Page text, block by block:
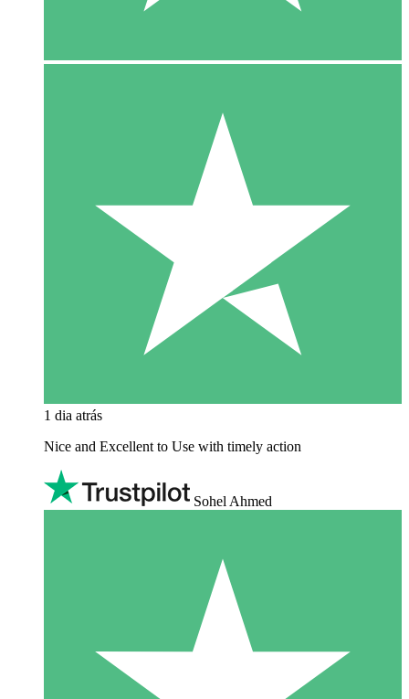
1 dia atrás
Nice and Excellent to Use with timely action
Sohel Ahmed